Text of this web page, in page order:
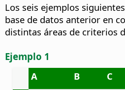
Los seis ejemplos
base de datos anterior en
distintas áreas de criterios
Ejemplo 1
A
B C